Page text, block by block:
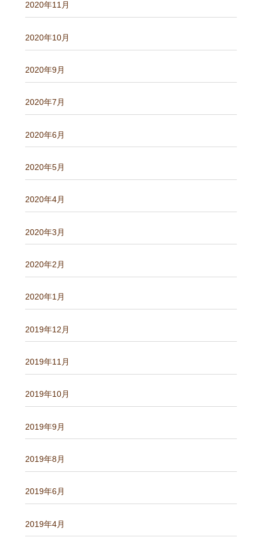
2020年11月
2020年10月
2020年9月
2020年7月
2020年6月
2020年5月
2020年4月
2020年3月
2020年2月
2020年1月
2019年12月
2019年11月
2019年10月
2019年9月
2019年8月
2019年6月
2019年4月